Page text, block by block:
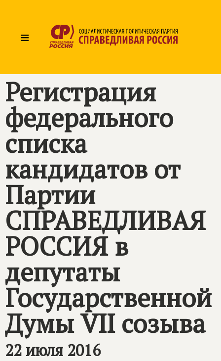
≡
Регистрация
федерального
списка
кандидатов от
Партии
СПРАВЕДЛИВАЯ
РОССИЯв
депутаты
Государственной
Думы VII созыва
22 июля 2016